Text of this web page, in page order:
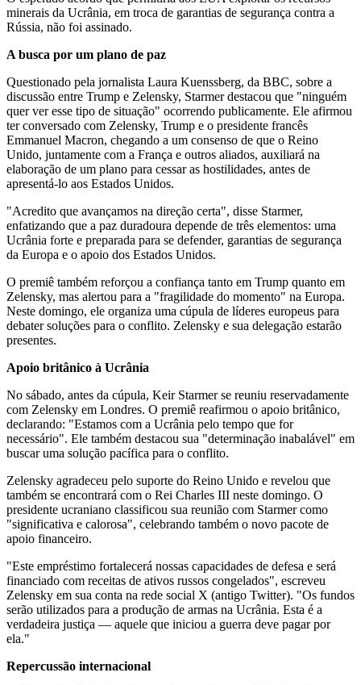
minerais da Ucrânia, em troca de garantias de segurança contra a
Rússia, não foi assinado.
A busca por um plano de paz
Questionado pela jornalista Laura Kuenssberg, da BBC, sobre a
discussão entre Trump e Zelensky, Starmer destacou que "ninguém
quer ver esse tipo de situação" ocorrendo publicamente. Ele afirmou
ter conversado com Zelensky, Trump e o presidente francês
Emmanuel Macron, chegando a um consenso de que o Reino
Unido, juntamente com a França e outros aliados, auxiliará na
elaboração de um plano para cessar as hostilidades, antes de
apresentá-lo aos Estados Unidos.
"Acredito que avançamos na direção certa", disse Starmer,
enfatizando que a paz duradoura depende de três elementos: uma
Ucrânia forte e preparada para se defender, garantias de segurança
da Europa e o apoio dos Estados Unidos.
O premiê também reforçou a confiança tanto em Trump quanto em
Zelensky, mas alertou para a "fragilidade do momento" na Europa.
Neste domingo, ele organiza uma cúpula de líderes europeus para
debater soluções para o conflito. Zelensky e sua delegação estarão
presentes.
Apoio britânico à Ucrânia
No sábado, antes da cúpula, Keir Starmer se reuniu reservadamente
com Zelensky em Londres. O premiê reafirmou o apoio britânico,
declarando: "Estamos com a Ucrânia pelo tempo que for
necessário". Ele também destacou sua "determinação inabalável" em
buscar uma solução pacífica para o conflito.
Zelensky agradeceu pelo suporte do Reino Unido e revelou que
também se encontrará com o Rei Charles III neste domingo. O
presidente ucraniano classificou sua reunião com Starmer como
"significativa e calorosa", celebrando também o novo pacote de
apoio financeiro.
"Este empréstimo fortalecerá nossas capacidades de defesa e será
financiado com receitas de ativos russos congelados", escreveu
Zelensky em sua conta na rede social X (antigo Twitter). "Os fundos
serão utilizados para a produção de armas na Ucrânia. Esta é a
verdadeira justiça — aquele que iniciou a guerra deve pagar por
ela."
Repercussão internacional